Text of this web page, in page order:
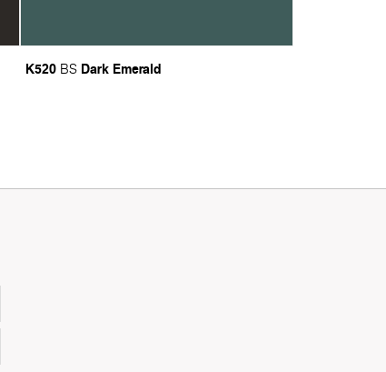
K520 BS Dark Emerald